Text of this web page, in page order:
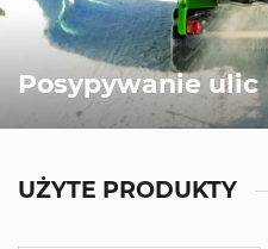
Posypywanie ulic
UŻYTE PRODUKTY